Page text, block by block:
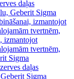
daļas
Geberit Sigma
izmantojot
tvertnēm,
izmantojot
tvertnēm,
Sigma
daļas
Sigma